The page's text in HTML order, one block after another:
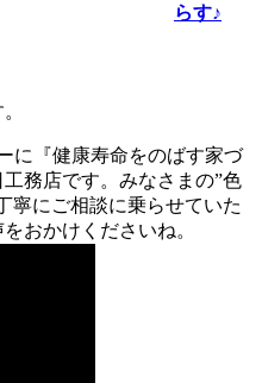
らす♪
に『健康寿命をのばす家づ
務店です。みなさまの”色
寧にご相談に乗らせていた
おかけくださいね。